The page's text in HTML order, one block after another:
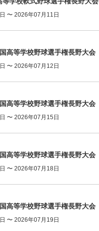
〜 2026年07月11日
高等学校野球選手権長野大会
〜 2026年07月12日
高等学校野球選手権長野大会
〜 2026年07月15日
高等学校野球選手権長野大会
〜 2026年07月18日
高等学校野球選手権長野大会
〜 2026年07月19日